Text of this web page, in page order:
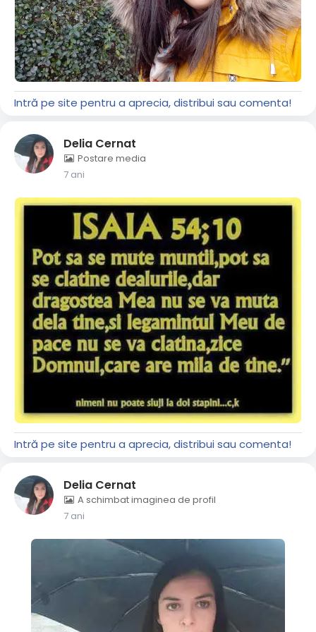
Intră pe site pentru a aprecia, distribui sau comenta!
Delia Cernat
Postare media
7 ani
Intră pe site pentru a aprecia, distribui sau comenta!
Delia Cernat
A schimbat imaginea de profil
7 ani